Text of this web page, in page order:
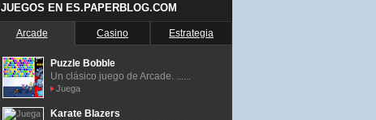
JUEGOS EN ES.PAPERBLOG.COM
Arcade Casino Estrategia
Puzzle Bobble
Un clásico juego de Arcade. ......
Juega
Karate Blazers